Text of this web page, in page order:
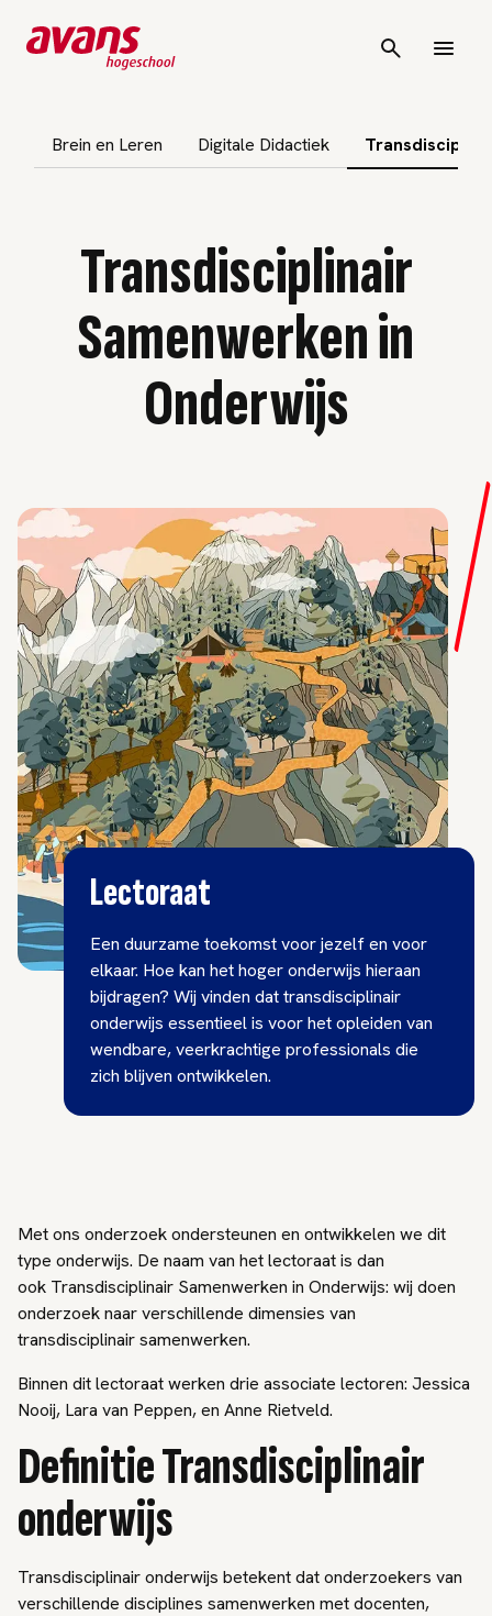
Brein en Leren
Digitale Didactiek
Transdisciplinair
Samenwerken in
Onderwijs
Lectoraat
Een duurzame toekomst voor jezelf en voor
elkaar. Hoe kan het hoger onderwijs hieraan
bijdragen? Wij vinden dat transdisciplinair
onderwijs essentieel is voor het opleiden van
wendbare, veerkrachtige professionals die
zich blijven ontwikkelen.
Met ons onderzoek ondersteunen en ontwikkelen we dit
type onderwijs. De naam van het lectoraat is dan
ook Transdisciplinair Samenwerken in Onderwijs: wij doen
onderzoek naar verschillende dimensies van
transdisciplinair samenwerken.
Binnen dit lectoraat werken drie associate lectoren: Jessica
Nooij, Lara van Peppen, en Anne Rietveld.
Definitie Transdisciplinair
onderwijs
Transdisciplinair onderwijs betekent dat onderzoekers van
verschillende disciplines samenwerken met docenten,